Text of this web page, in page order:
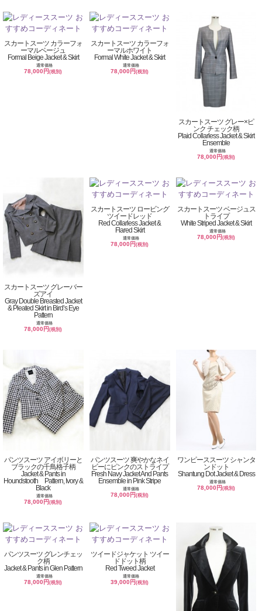
スカートスーツ カラーフォ
ーマルベージュ
Formal Beige Jacket & Skirt
通常価格
78,000円(税別)
スカートスーツ カラーフォ
ーマルホワイト
Formal White Jacket & Skirt
通常価格
78,000円(税別)
スカートスーツ グレー×ピ
ンク チェック柄
Plaid Collarless Jacket & Skirt
Ensemble
通常価格
78,000円(税別)
スカートスーツ グレーバー
ズアイ
Gray Double Breasted Jacket
& Pleated Skirt in Bird’s Eye
Pattern
通常価格
78,000円(税別)
スカートスーツ ロービング
ツイードレッド
Red Collarless Jacket &
Flared Skirt
通常価格
78,000円(税別)
スカートスーツ ベージュス
トライプ
White Striped Jacket & Skirt
通常価格
78,000円(税別)
パンツスーツ アイボリーと
ブラックの千鳥格子柄
Jacket & Pants in
Houndstooth Pattern, Ivory &
Black
通常価格
78,000円(税別)
パンツスーツ 爽やかなネイ
ビーにピンクのストライプ
Fresh Navy Jacket And Pants
Ensemble in Pink Stripe
通常価格
78,000円(税別)
ワンピーススーツ シャンタ
ンドット
Shantung Dot Jacket & Dress
通常価格
78,000円(税別)
パンツスーツ グレンチェッ
ク柄
Jacket & Pants in Glen Pattern
通常価格
78,000円(税別)
ツイードジャケット ツイー
ドドット柄
Red Tweed Jacket
通常価格
39,000円(税別)